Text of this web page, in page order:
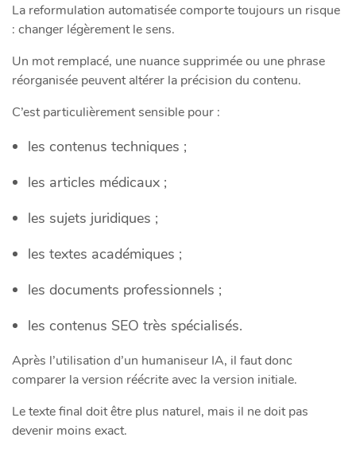
La reformulation automatisée comporte toujours un risque
: changer légèrement le sens.
Un mot remplacé, une nuance supprimée ou une phrase
réorganisée peuvent altérer la précision du contenu.
C’est particulièrement sensible pour :
les contenus techniques ;
les articles médicaux ;
les sujets juridiques ;
les textes académiques ;
les documents professionnels ;
les contenus SEO très spécialisés.
Après l’utilisation d’un humaniseur IA, il faut donc
comparer la version réécrite avec la version initiale.
Le texte final doit être plus naturel, mais il ne doit pas
devenir moins exact.